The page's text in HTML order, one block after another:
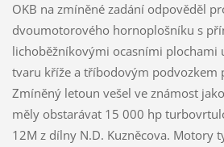
OKB na zmíněné zadání odpověděl
dvoumotorového hornoplošníku s
lichoběžníkovými ocasními plochami
tvaru kříže a tříbodovým podvozkem
Zmíněný letoun vešel ve známost
měly obstarávat 15 000 hp
12M z dílny N.D. Kuzněcova. Motory